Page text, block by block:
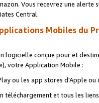
Vous recevrez une alerte
Central.
Mobiles du
logicielle conçue pour et
votre Application Mobile :
ou les app stores d'Apple ou
et tous les